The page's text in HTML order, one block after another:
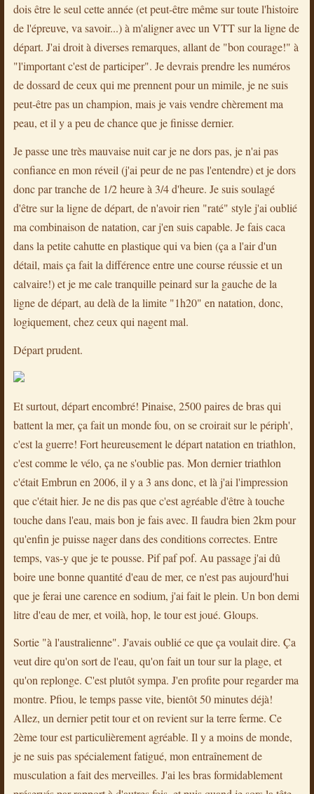
dois être le seul cette année (et peut-être même sur toute l'histoire
de l'épreuve, va savoir...) à m'aligner avec un VTT sur la ligne de
départ. J'ai droit à diverses remarques, allant de "bon courage!" à
"l'important c'est de participer". Je devrais prendre les numéros
de dossard de ceux qui me prennent pour un mimile, je ne suis
peut-être pas un champion, mais je vais vendre chèrement ma
peau, et il y a peu de chance que je finisse dernier.
Je passe une très mauvaise nuit car je ne dors pas, je n'ai pas
confiance en mon réveil (j'ai peur de ne pas l'entendre) et je dors
donc par tranche de 1/2 heure à 3/4 d'heure. Je suis soulagé
d'être sur la ligne de départ, de n'avoir rien "raté" style j'ai oublié
ma combinaison de natation, car j'en suis capable. Je fais caca
dans la petite cahutte en plastique qui va bien (ça a l'air d'un
détail, mais ça fait la différence entre une course réussie et un
calvaire!) et je me cale tranquille peinard sur la gauche de la
ligne de départ, au delà de la limite "1h20" en natation, donc,
logiquement, chez ceux qui nagent mal.
Départ prudent.
Et surtout, départ encombré! Pinaise, 2500 paires de bras qui
battent la mer, ça fait un monde fou, on se croirait sur le périph',
c'est la guerre! Fort heureusement le départ natation en triathlon,
c'est comme le vélo, ça ne s'oublie pas. Mon dernier triathlon
c'était Embrun en 2006, il y a 3 ans donc, et là j'ai l'impression
que c'était hier. Je ne dis pas que c'est agréable d'être à touche
touche dans l'eau, mais bon je fais avec. Il faudra bien 2km pour
qu'enfin je puisse nager dans des conditions correctes. Entre
temps, vas-y que je te pousse. Pif paf pof. Au passage j'ai dû
boire une bonne quantité d'eau de mer, ce n'est pas aujourd'hui
que je ferai une carence en sodium, j'ai fait le plein. Un bon demi
litre d'eau de mer, et voilà, hop, le tour est joué. Gloups.
Sortie "à l'australienne". J'avais oublié ce que ça voulait dire. Ça
veut dire qu'on sort de l'eau, qu'on fait un tour sur la plage, et
qu'on replonge. C'est plutôt sympa. J'en profite pour regarder ma
montre. Pfiou, le temps passe vite, bientôt 50 minutes déjà!
Allez, un dernier petit tour et on revient sur la terre ferme. Ce
2ème tour est particulièrement agréable. Il y a moins de monde,
je ne suis pas spécialement fatigué, mon entraînement de
musculation a fait des merveilles. J'ai les bras formidablement